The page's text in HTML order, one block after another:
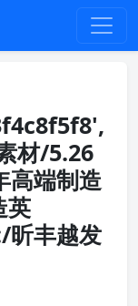
材/5.26
高端制造
英
丰越发